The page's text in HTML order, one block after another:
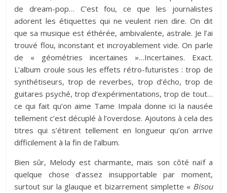
de dream-pop… C’est fou, ce que les journalistes
adorent les étiquettes qui ne veulent rien dire. On dit
que sa musique est éthérée, ambivalente, astrale. Je l’ai
trouvé flou, inconstant et incroyablement vide. On parle
de « géométries incertaines »…Incertaines. Exact.
L’album croule sous les effets rétro-futuristes : trop de
synthétiseurs, trop de reverbes, trop d’écho, trop de
guitares psyché, trop d’expérimentations, trop de tout…
ce qui fait qu’on aime Tame Impala donne ici la nausée
tellement c’est décuplé à l’overdose. Ajoutons à cela des
titres qui s’étirent tellement en longueur qu’on arrive
difficilement à la fin de l’album.
Bien sûr, Melody est charmante, mais son côté naïf a
quelque chose d’assez insupportable par moment,
surtout sur la glauque et bizarrement simplette « Bisou